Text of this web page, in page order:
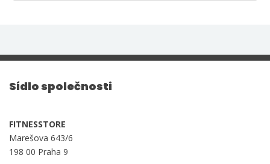
Sídlo společnosti
FITNESSTORE
Marešova 643/6
198 00 Praha 9